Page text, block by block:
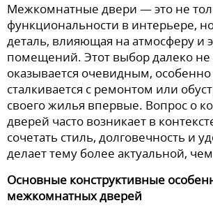
Межкомнатные двери — это не
функциональности в интерьере,
деталь, влияющая на атмосферу и
помещений. Этот выбор далеко не
оказывается очевидным, особенно
сталкивается с ремонтом или
своего жилья впервые. Вопрос о
дверей часто возникает в
сочетать стиль, долговечность и
делает тему более актуальной,
Основные конструктивные
межкомнатных дверей